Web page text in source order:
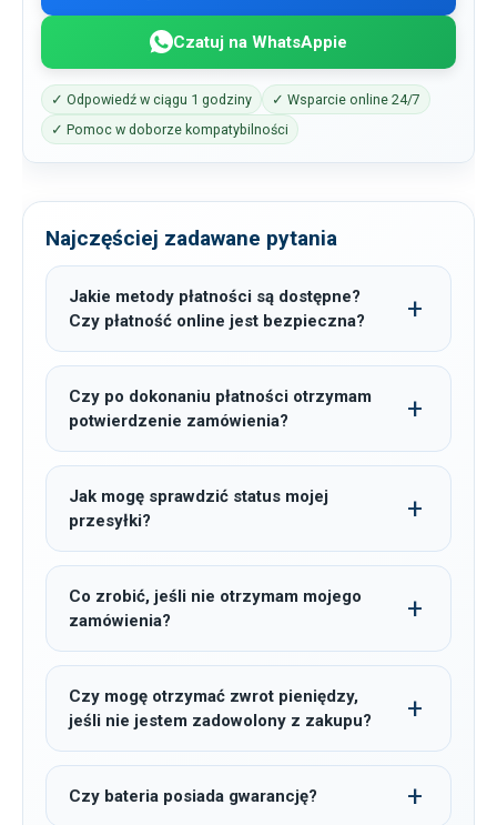
Czatuj na WhatsAppie
✓ Odpowiedź w ciągu 1 godziny
✓ Wsparcie online 24/7
✓ Pomoc w doborze kompatybilności
Najczęściej zadawane pytania
Jakie metody płatności są dostępne?
Czy płatność online jest bezpieczna?
Czy po dokonaniu płatności otrzymam
potwierdzenie zamówienia?
Jak mogę sprawdzić status mojej
przesyłki?
Co zrobić, jeśli nie otrzymam mojego
zamówienia?
Czy mogę otrzymać zwrot pieniędzy,
jeśli nie jestem zadowolony z zakupu?
Czy bateria posiada gwarancję?